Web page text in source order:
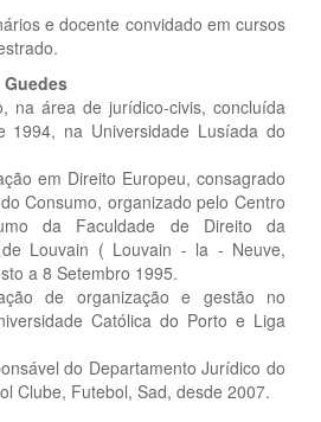
e docente convidado em cursos
Guedes
na área de jurídico-civis, concluída
na Universidade Lusíada do
em Direito Europeu, consagrado
Consumo, organizado pelo Centro
da Faculdade de Direito da
de Louvain ( Louvain - la - Neuve,
a 8 Setembro 1995.
de organização e gestão no
Católica do Porto e Liga
do Departamento Jurídico do
Clube, Futebol, Sad, desde 2007.